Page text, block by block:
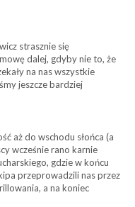
strasznie się
dalej, gdyby nie to, że
na nas wszystkie
jeszcze bardziej
aż do wschodu słońca (a
wcześnie rano karnie
gdzie w końcu
przeprowadzili nas przez
a na koniec